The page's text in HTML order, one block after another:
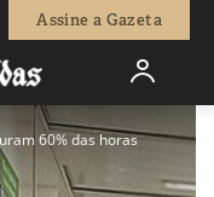
Assine a Gazeta
60% das horas